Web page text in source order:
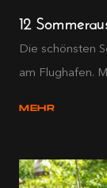
12
Die schönsten
am Flughafen.
MEHR